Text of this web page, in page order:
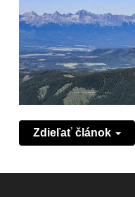
Zdieľať článok